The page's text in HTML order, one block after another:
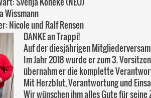
Wissmann
Nicole und Ralf Rensen
DANKE an Trappi!
Auf der diesjährigen
Im Jahr 2018 wurde er zum 3.
übernahm er die komplette
Mit Herzblut, Verantwortung und
Wir wünschen ihm alles Gute für seine